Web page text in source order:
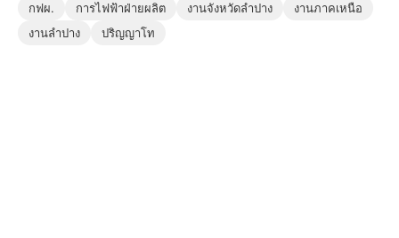
กฟผ. การไฟฟ้าฝ่ายผลิต งานจังหวัดลำปาง
งานภาคเหนือ
งานลำปาง
ปริญญาโท